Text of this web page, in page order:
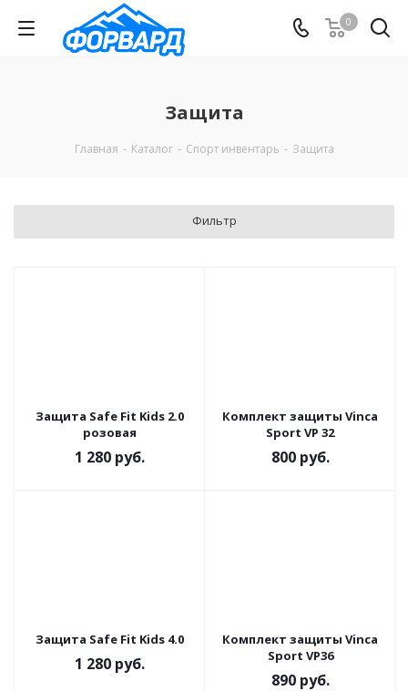
0
Защита
Главная - Каталог - Спорт инвентарь - Защита
Фильтр
Защита Safe Fit Kids 2.0
розовая
1 280 руб.
Комплект защиты Vinca
Sport VP 32
800руб.
Защита Safe Fit Kids 4.0
1 280 руб.
Комплект защиты Vinca
Sport VP36
890руб.